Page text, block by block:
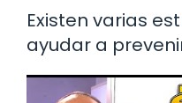
Existen varias
ayudar a